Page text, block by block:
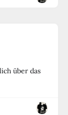
über das